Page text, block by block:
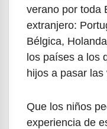
verano por toda
extranjero:
Bélgica,
los países a los
hijos a pasar
Que los niños
experiencia de